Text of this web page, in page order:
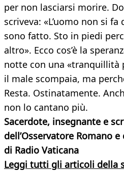
per non lasciarsi morire.
scriveva: «L’uomo non si fa
sono fatto. Sto in piedi
altro». Ecco cos’è la
notte con una «tranquillità
il male scompaia, ma
Resta. Ostinatamente.
non lo cantano più.
Sacerdote, insegnante e
dell’Osservatore Romano
di Radio Vaticana
Leggi tutti gli articoli della